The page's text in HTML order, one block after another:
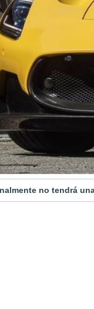
no tendrá